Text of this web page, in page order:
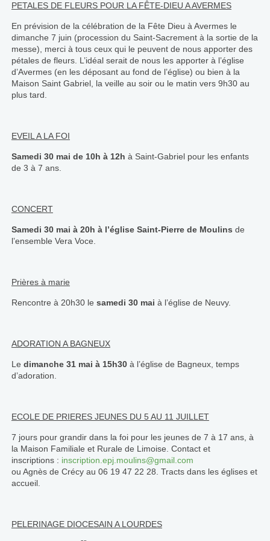
PETALES DE FLEURS POUR LA FÊTE-DIEU A AVERMES
En prévision de la célébration de la Fête Dieu à Avermes le
dimanche 7 juin (procession du Saint-Sacrement à la sortie de la
messe), merci à tous ceux qui le peuvent de nous apporter des
pétales de fleurs. L’idéal serait de nous les apporter à l’église
d’Avermes (en les déposant au fond de l’église) ou bien à la
Maison Saint Gabriel, la veille au soir ou le matin vers 9h30 au
plus tard.
EVEIL A LA FOI
Samedi 30 mai de 10h à 12h à Saint-Gabriel pour les enfants
de 3 à 7 ans.
CONCERT
Samedi 30 mai à 20h à l’église Saint-Pierre de Moulins de
l’ensemble Vera Voce.
Prières à marie
Rencontre à 20h30 le samedi 30 mai à l’église de Neuvy.
ADORATION A BAGNEUX
Le dimanche 31 mai à 15h30à l’église de Bagneux, temps
d’adoration.
ECOLE DE PRIERES JEUNES DU 5 AU 11 JUILLET
7 jours pour grandir dans la foi pour les jeunes de 7 à 17 ans, à
la Maison Familiale et Rurale de Limoise. Contact et
inscriptions : inscription.epj.moulins@gmail.com
ou Agnès de Crécy au 06 19 47 22 28. Tracts dans les églises et
accueil.
PELERINAGE DIOCESAIN A LOURDES